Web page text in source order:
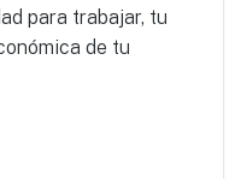
para trabajar, tu
de tu